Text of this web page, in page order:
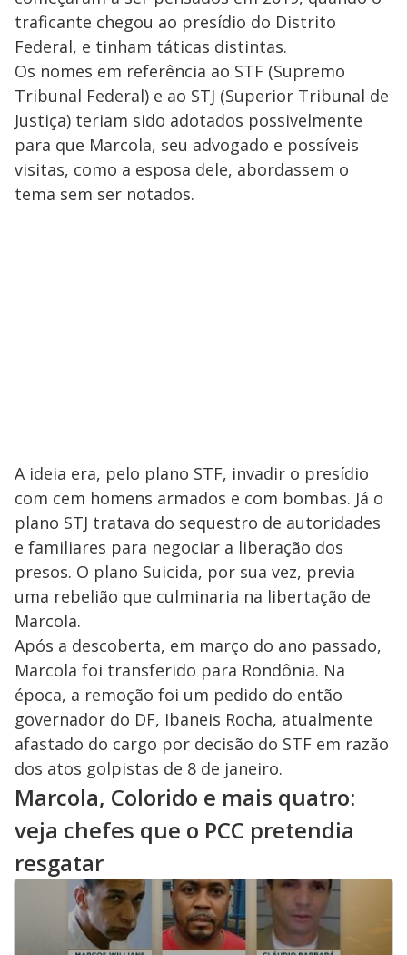
traficante chegou ao presídio do Distrito
Federal, e tinham táticas distintas.
Os nomes em referência ao STF (Supremo
Tribunal Federal) e ao STJ (Superior Tribunal de
Justiça) teriam sido adotados possivelmente
para que Marcola, seu advogado e possíveis
visitas, como a esposa dele, abordassem o
tema sem ser notados.
A ideia era, pelo plano STF, invadir o presídio
com cem homens armados e com bombas. Já o
plano STJ tratava do sequestro de autoridades
e familiares para negociar a liberação dos
presos. O plano Suicida, por sua vez, previa
uma rebelião que culminaria na libertação de
Marcola.
Após a descoberta, em março do ano passado,
Marcola foi transferido para Rondônia. Na
época, a remoção foi um pedido do então
governador do DF, Ibaneis Rocha, atualmente
afastado do cargo por decisão do STF em razão
dos atos golpistas de 8 de janeiro.
Marcola, Colorido e mais quatro:
veja chefes que o PCC pretendia
resgatar